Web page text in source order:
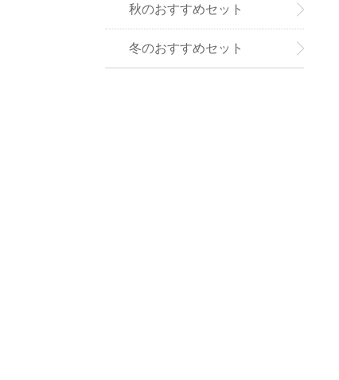
秋のおすすめセット
冬のおすすめセット